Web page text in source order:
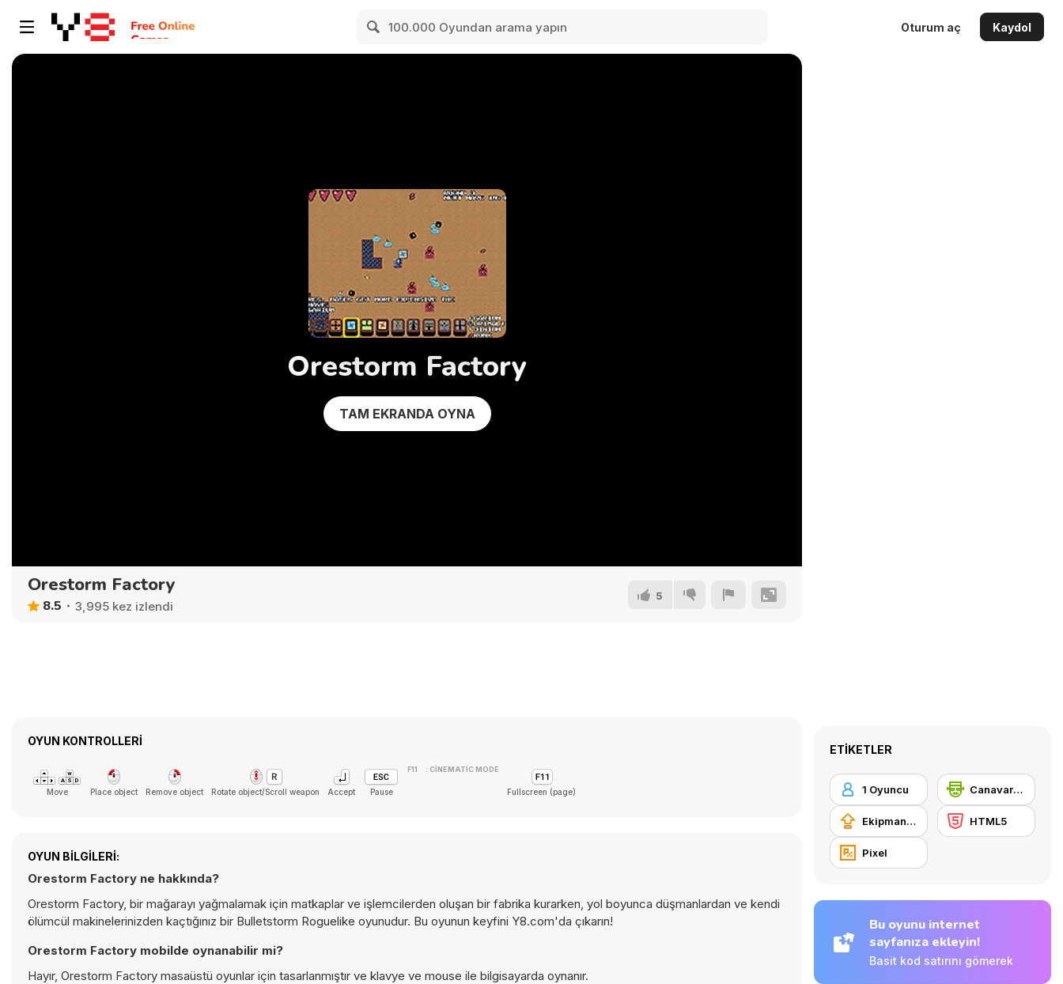
Oturum aç Kaydol
Orestorm Factory
TAM EKRANDA OYNA
Orestorm Factory
8.5 3,995 kez izlendi
5
OYUN KONTROLLERI
Move Place object Remove object Rotate object/Scroll weapon Accept Pause
F11 : CINEMATIC MODE
Fullscreen (page)
OYUN BILGILERI:
Orestorm Factory ne hakkında?
Orestorm Factory, bir mağarayı yağmalamak için matkaplar ve işlemcilerden oluşan bir fabrika kurarken, yol boyunca düşmanlardan ve kendi
ölümcül makinelerinizden kaçtığınız bir Bulletstorm Roguelike oyunudur. Bu oyunun keyfini Y8.com'da çıkarın!
Orestorm Factory mobilde oynanabilir mi?
Hayır, Orestorm Factory masaüstü oyunlar için tasarlanmıştır ve klavye ve mouse ile bilgisayarda oynanır.
ETIKETLER
1 Oyuncu Canavarlar
Ekipman güncellemesi satın alma HTML5
Pixel
Bu oyunu internet
sayfanıza ekleyin!
Basit kod satırını gömerek